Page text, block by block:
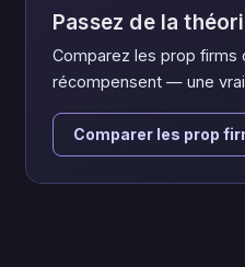
Passez de la
Comparez les prop
récompensent — une
Comparer les prop